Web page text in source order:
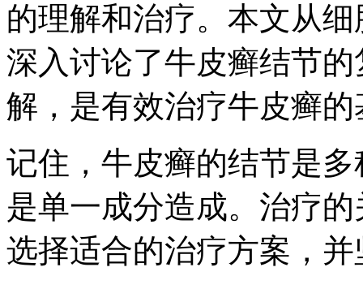
的理解和治疗。本文从
深入讨论了牛皮癣结节
解，是有效治疗牛皮癣的
记住，牛皮癣的结节是
是单一成分造成。治疗
选择适合的治疗方案，